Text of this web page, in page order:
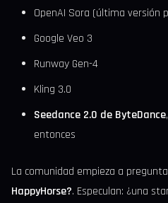
OpenAI Sora (última versión
Google Veo 3
Runway Gen-4
Kling 3.0
Seedance 2.0 de ByteDance
entonces
La comunidad empieza a
HappyHorse?. Especulan: ¿una